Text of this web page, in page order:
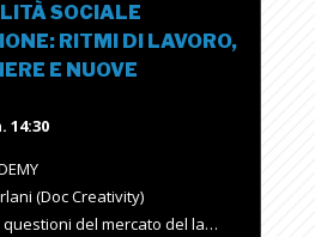
SOCIALE
RITMI DI LAVORO,
E NUOVE
14:30
(Doc Creativity)
del mercato del la…